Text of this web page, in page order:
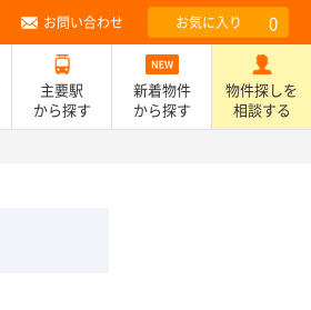
お問い合わせ お気に入り 0
主要駅
から探す
新着物件
から探す
物件探しを
相談する